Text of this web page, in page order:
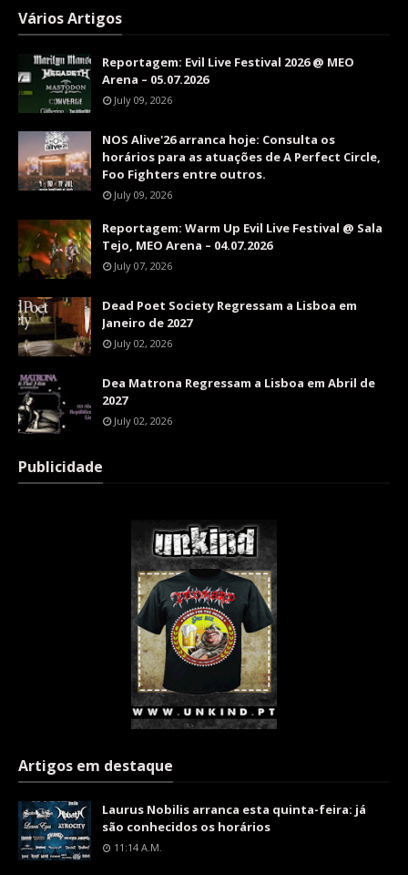
Vários Artigos
Reportagem: Evil Live Festival 2026 @ MEO
Arena – 05.07.2026
July 09, 2026
NOS Alive'26 arranca hoje: Consulta os
horários para as atuações de A Perfect Circle,
Foo Fighters entre outros.
July 09, 2026
Reportagem: Warm Up Evil Live Festival @ Sala
Tejo, MEO Arena – 04.07.2026
July 07, 2026
Dead Poet Society Regressam a Lisboa em
Janeiro de 2027
July 02, 2026
Dea Matrona Regressam a Lisboa em Abril de
2027
July 02, 2026
Publicidade
Artigos em destaque
Laurus Nobilis arranca esta quinta-feira: já
são conhecidos os horários
11:14 A.m.